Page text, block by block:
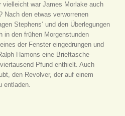
vielleicht war James Morlake auch
Nach den etwas verworrenen
Stephens‘ und den Überlegungen
in den frühen Morgenstunden
der Fenster eingedrungen und
Hamons eine Brieftasche
Pfund enthielt. Auch
den Revolver, der auf einem
entladen.